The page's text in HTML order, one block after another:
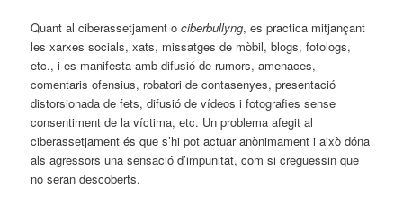
Quant al ciberassetjament ociberbullyng, es practica mitjançant
les xarxes socials, xats, missatges de mòbil, blogs, fotologs,
etc., i es manifesta amb difusió de rumors, amenaces,
comentaris ofensius, robatori de contasenyes, presentació
distorsionada de fets, difusió de vídeos i fotografies sense
consentiment de la víctima, etc. Un problema afegit al
ciberassetjament és que s’hi pot actuar anònimament i això dóna
als agressors una sensació d’impunitat, com si creguessin que
no seran descoberts.